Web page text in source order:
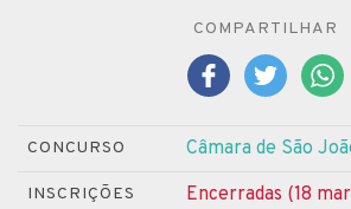
COMPARTILHAR
CONCURSO Câmara de São
INSCRIÇÕES Encerradas (18